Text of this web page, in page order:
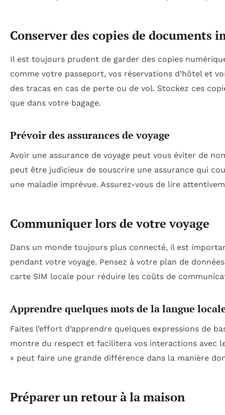
Conserver des copies de documents
Il est toujours prudent de garder des copies
comme votre passeport, vos réservations d’hôtel et
des tracas en cas de perte ou de vol. Stockez ces
que dans votre bagage.
Prévoir des assurances de voyage
Avoir une assurance de voyage peut vous éviter de
peut être judicieux de souscrire une assurance qui
une maladie imprévue. Assurez-vous de lire
Communiquer lors de votre voyage
Dans un monde toujours plus connecté, il est
pendant votre voyage. Pensez à votre plan de
carte SIM locale pour réduire les coûts de
Apprendre quelques mots de la langue
Faites l’effort d’apprendre quelques expressions de
montre du respect et facilitera vos interactions avec
» peut faire une grande différence dans la manière
Préparer un retour à la maison